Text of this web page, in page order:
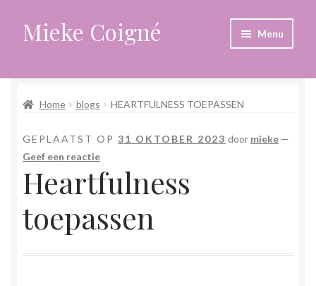
Ga
door
navigatie
Ga
naar
inhoud
Mieke Coigné Menu
Afrekenen
Algemene voorwaarden
Anders leven in een sterk veranderende tijd
Bewust omgaan met hoog gevoeligheid
Blogs
Home blogs HEARTFULNESS TOEPASSEN
GEPLAATST OP 31 OKTOBER 2023 door mieke —
Geef een reactie
Heartfulness
toepassen